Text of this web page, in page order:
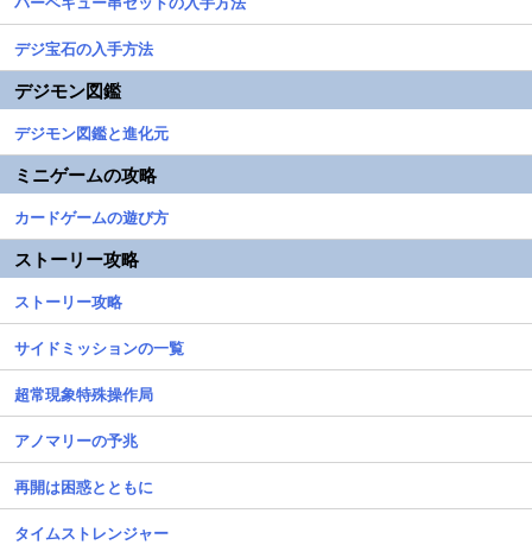
デジ宝石の入手方法
デジモン図鑑
デジモン図鑑と進化元
ミニゲームの攻略
カードゲームの遊び方
ストーリー攻略
ストーリー攻略
サイドミッションの一覧
超常現象特殊操作局
アノマリーの予兆
再開は困惑とともに
タイムストレンジャー